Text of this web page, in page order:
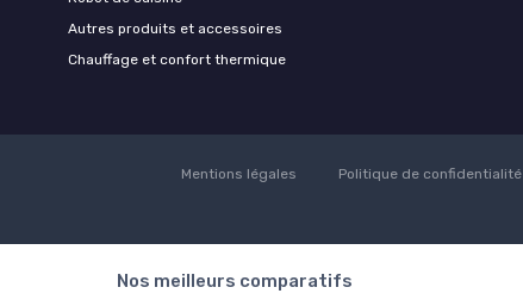
Autres produits et accessoires
Chauffage et confort thermique
Mentions légales Politique de confidentialité
Nos meilleurs comparatifs